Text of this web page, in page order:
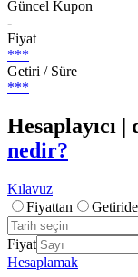
Güncel Kupon
-
Fiyat
***
Getiri / Süre
***
Hesaplayıcı |
nedir?
Kılavuz
Fiyattan
Fiyat
Hesaplamak